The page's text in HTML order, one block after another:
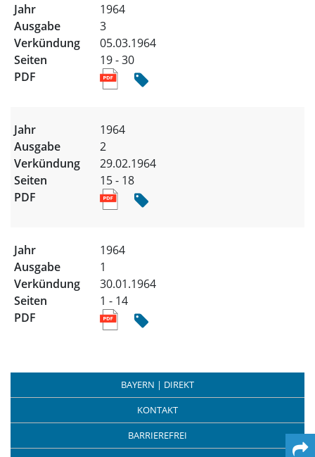
1964
3
05.03.1964
19 - 30
1964
2
29.02.1964
15 - 18
1964
1
30.01.1964
1 - 14
BAYERN | DIREKT
KONTAKT
BARRIEREFREI